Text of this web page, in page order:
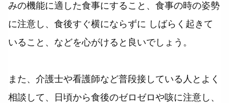
みの機能に適した食事にすること、食事の時の姿勢
に注意し、食後すぐ横にならずに しばらく起きて
いること、などを心がけると良いでしょう。
また、介護士や看護師など普段接している人とよく
相談して、日頃から食後のゼロゼロや咳に注意し、